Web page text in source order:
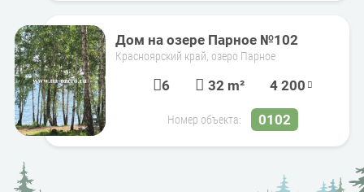
Дом на озере Парное №102
Красноярский край, озеро Парное
6 32 m² 4 200
Номер объекта: 0102